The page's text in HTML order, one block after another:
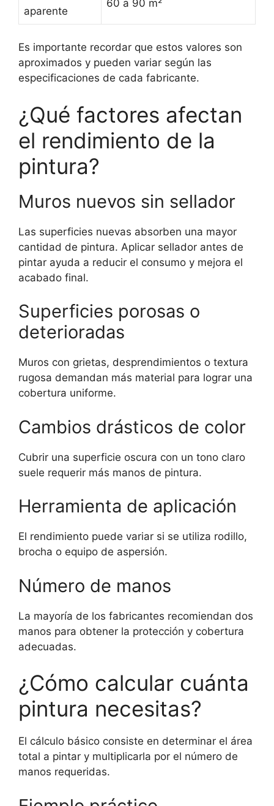
aparente
60 a 90 m²
Es importante recordar que estos valores son
aproximados y pueden variar según las
especificaciones de cada fabricante.
¿Qué factores afectan
el rendimiento de la
pintura?
Muros nuevos sin sellador
Las superficies nuevas absorben una mayor
cantidad de pintura. Aplicar sellador antes de
pintar ayuda a reducir el consumo y mejora el
acabado final.
Superficies porosas o
deterioradas
Muros con grietas, desprendimientos o textura
rugosa demandan más material para lograr una
cobertura uniforme.
Cambios drásticos de color
Cubrir una superficie oscura con un tono claro
suele requerir más manos de pintura.
Herramienta de aplicación
El rendimiento puede variar si se utiliza rodillo,
brocha o equipo de aspersión.
Número de manos
La mayoría de los fabricantes recomiendan dos
manos para obtener la protección y cobertura
adecuadas.
¿Cómo calcular cuánta
pintura necesitas?
El cálculo básico consiste en determinar el área
total a pintar y multiplicarla por el número de
manos requeridas.